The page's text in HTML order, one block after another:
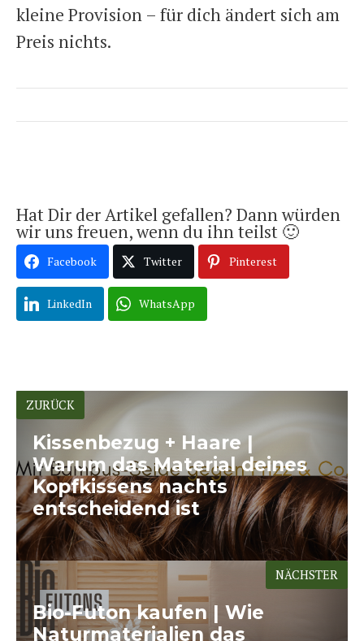
kleine Provision – für dich ändert sich am
Preis nichts.
Hat Dir der Artikel gefallen? Dann würden
wir uns freuen, wenn du ihn teilst 🙂
Facebook Twitter Pinterest
LinkedIn WhatsApp
ZURÜCK
Kissenbezug + Haare |
Warum das Material deines
Kopfkissens nachts
entscheidend ist
Bio-Futon kaufen | Wie
Naturmaterialien das
NÄCHSTER